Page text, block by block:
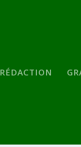
RÉDACTION